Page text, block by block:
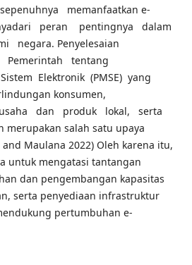
memanfaatkan e-
peran pentingnya dalam
negara. Penyelesaian
Pemerintah tentang
Elektronik (PMSE) yang
konsumen,
dan produk lokal, serta
salah satu upaya
Maulana 2022) Oleh karena itu,
untuk mengatasi tantangan
dan pengembangan kapasitas
serta penyediaan infrastruktur
pertumbuhan e-